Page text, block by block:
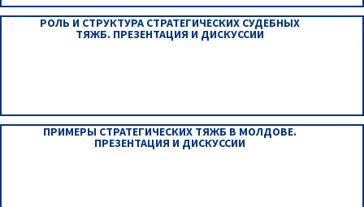
РОЛЬ И СТРУКТУРА СТРАТЕГИЧЕСКИХ СУДЕБНЫХ
ТЯЖБ. ПРЕЗЕНТАЦИЯ И ДИСКУССИИ
ПРИМЕРЫ СТРАТЕГИЧЕСКИХ ТЯЖБ В МОЛДОВЕ.
ПРЕЗЕНТАЦИЯ И ДИСКУССИИ